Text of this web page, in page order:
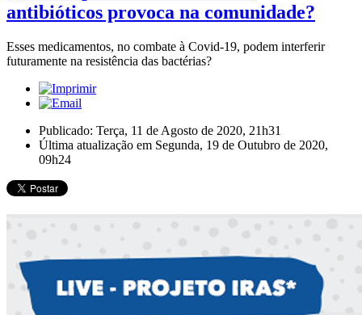
antibióticos provoca na comunidade?
Esses medicamentos, no combate à Covid-19, podem interferir
futuramente na resistência das bactérias?
Publicado: Terça, 11 de Agosto de 2020, 21h31
Última atualização em Segunda, 19 de Outubro de 2020,
09h24